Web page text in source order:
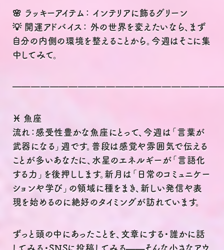
🌸 ラッキーアイテム： インテリアに飾るグリーン
💡 開運アドバイス： 外の世界を変えたいなら、まず
自分の内側の環境を整えることから。今週はそこに集
中してみて。
♓ 魚座
流れ：感受性豊かな魚座にとって、今週は「言葉が
武器になる」週です。普段は感覚や雰囲気で伝える
ことが多いあなたに、水星のエネルギーが「言語化
する力」を後押しします。新月は「日常のコミュニケー
ションや学び」の領域に種をまき、新しい発信や表
現を始めるのに絶好のタイミングが訪れています。
ずっと頭の中にあったことを、文章にする・誰かに話
してみる・SNSに投稿してみる——そんな小さなアウ